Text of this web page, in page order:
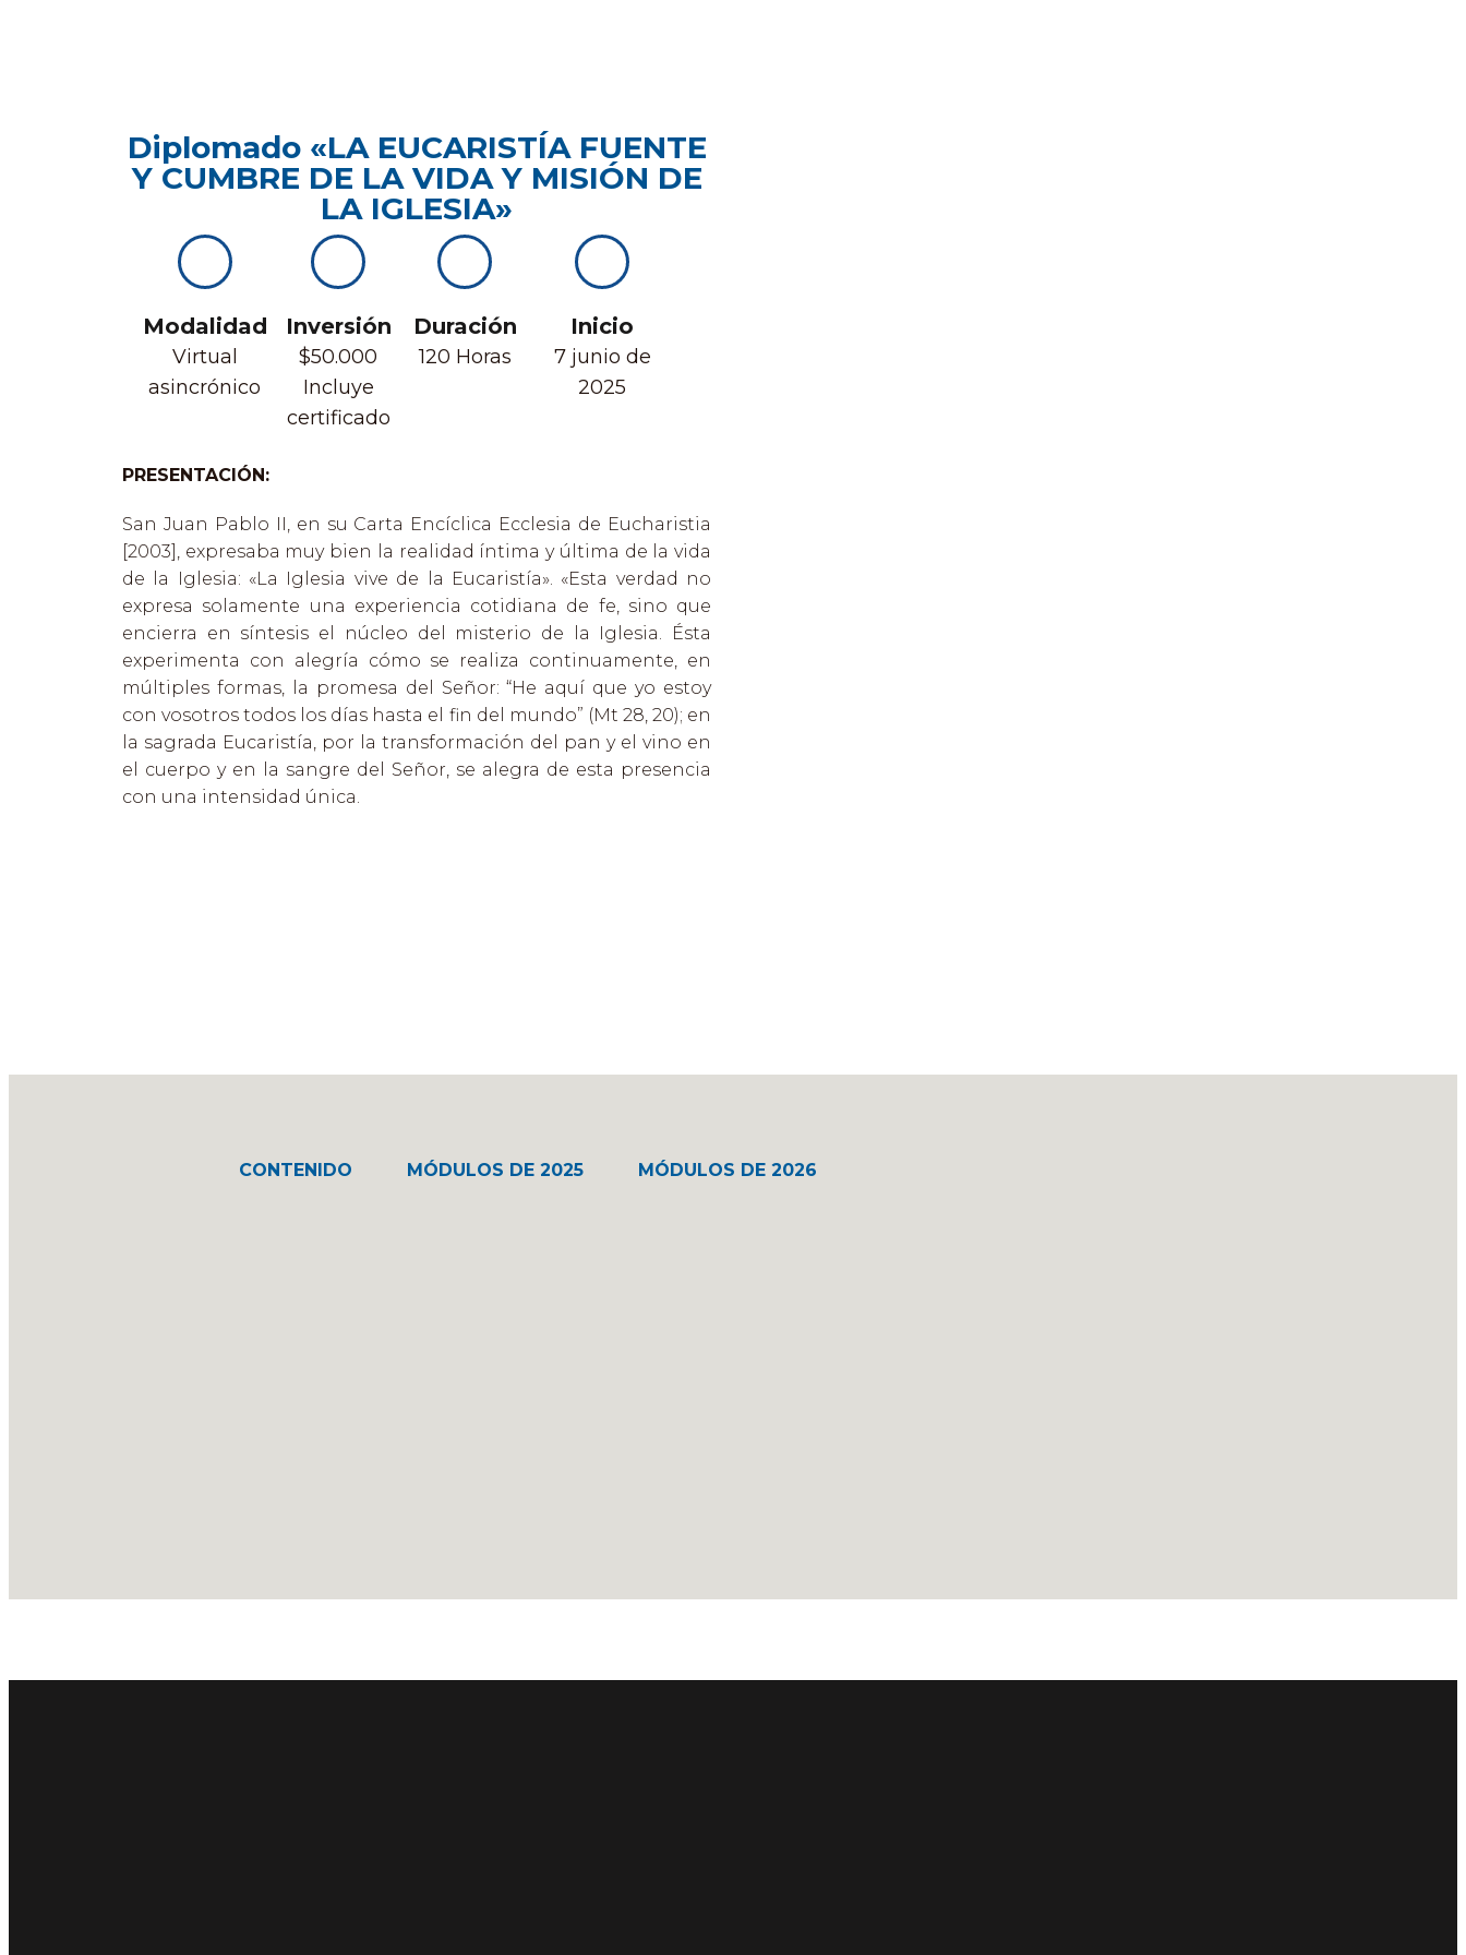
Diplomado «LA EUCARISTÍA FUENTE
Y CUMBRE DE LA VIDA Y MISIÓN DE
LA IGLESIA»
Modalidad
Virtual
asincrónico
Inversión
$50.000
Incluye
certificado
Duración
120 Horas
Inicio
7 junio de
2025
PRESENTACIÓN:
San Juan Pablo II, en su Carta Encíclica Ecclesia de Eucharistia
[2003], expresaba muy bien la realidad íntima y última de la vida
de la Iglesia: «La Iglesia vive de la Eucaristía». «Esta verdad no
expresa solamente una experiencia cotidiana de fe, sino que
encierra en síntesis el núcleo del misterio de la Iglesia. Ésta
experimenta con alegría cómo se realiza continuamente, en
múltiples formas, la promesa del Señor: “He aquí que yo estoy
con vosotros todos los días hasta el fin del mundo” (Mt 28, 20); en
la sagrada Eucaristía, por la transformación del pan y el vino en
el cuerpo y en la sangre del Señor, se alegra de esta presencia
con una intensidad única.
CONTENIDO MÓDULOS DE 2025 MÓDULOS DE 2026